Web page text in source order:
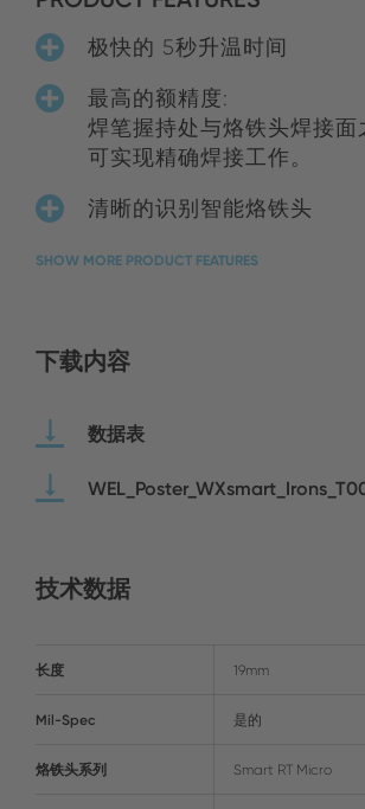
极快的 5秒升温时间
最高的额精度:
焊笔握持处与烙铁头焊接面
可实现精确焊接工作。
清晰的识别智能烙铁头
SHOW MORE PRODUCT FEATURES
下载内容
数据表
技术数据
长度 19mm
Mil-Spec 是的
烙铁头系列 Smart RT Micro